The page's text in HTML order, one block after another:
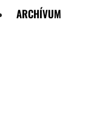
ARCHÍVUM